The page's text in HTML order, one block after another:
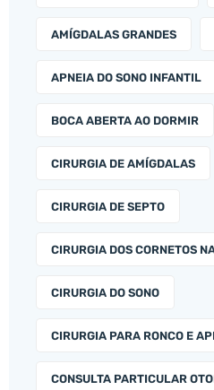
AMÍGDALAS GRANDES
APNEIA DO SONO INFANTIL
BOCA ABERTA AO DORMIR
CIRURGIA DE AMÍGDALAS
CIRURGIA DE SEPTO
CIRURGIA DOS CORNETOS
CIRURGIA DO SONO
CIRURGIA PARA RONCO E
CONSULTA PARTICULAR